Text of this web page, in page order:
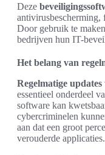
Deze
antivirusbescherming,
Door gebruik te
bedrijven hun IT-
Het belang van
Regelmatige updates
essentieel onderdeel
software kan
cybercriminelen
aan dat een groot
verouderde applicaties.